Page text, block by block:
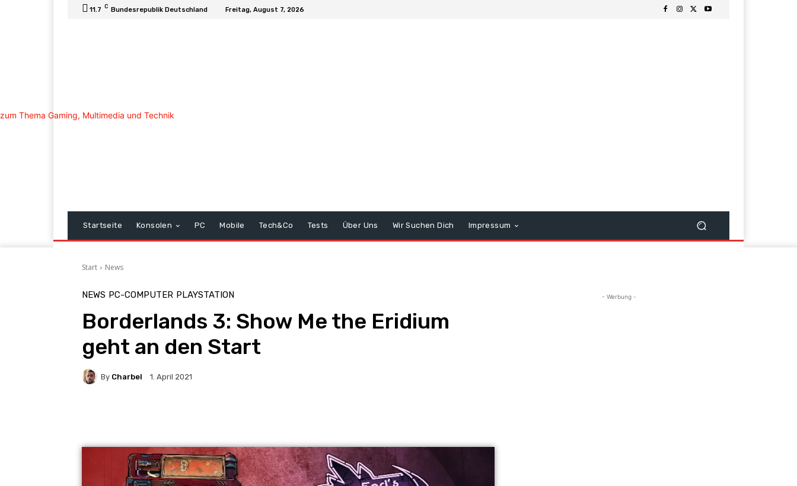
11.7 C Bundesrepublik Deutschland Freitag, August 7, 2026
Startseite Konsolen PC Mobile Tech&Co Tests Über Uns Wir Suchen Dich Impressum
Start News
NEWS PC-COMPUTER PLAYSTATION
Borderlands 3: Show Me the Eridium
geht an den Start
By Charbel 1. April 2021
- Werbung -